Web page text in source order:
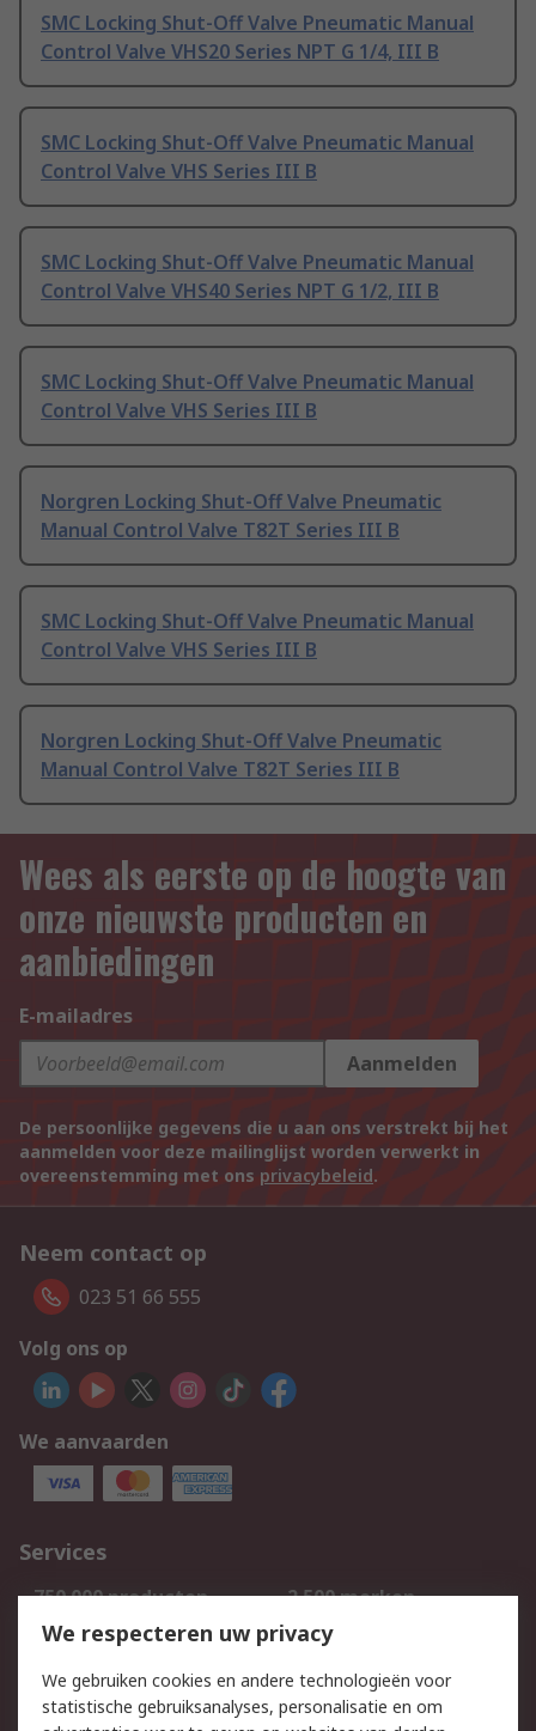
SMC Locking Shut-Off Valve Pneumatic Manual
Control Valve VHS20 Series NPT G 1/4, III B
SMC Locking Shut-Off Valve Pneumatic Manual
Control Valve VHS Series III B
SMC Locking Shut-Off Valve Pneumatic Manual
Control Valve VHS40 Series NPT G 1/2, III B
SMC Locking Shut-Off Valve Pneumatic Manual
Control Valve VHS Series III B
Norgren Locking Shut-Off Valve Pneumatic
Manual Control Valve T82T Series III B
SMC Locking Shut-Off Valve Pneumatic Manual
Control Valve VHS Series III B
Norgren Locking Shut-Off Valve Pneumatic
Manual Control Valve T82T Series III B
Wees als eerste op de hoogte van
onze nieuwste producten en
aanbiedingen
E-mailadres
Aanmelden
De persoonlijke gegevens die u aan ons verstrekt bij het
aanmelden voor deze mailinglijst worden verwerkt in
overeenstemming met ons privacybeleid.
Neem contact op
023 51 66 555
Volg ons op
We aanvaarden
Services
750.000 producten
2.500 merken
Bestellen
Inkoopoplossingen
Track & Trace
We respecteren uw privacy
We gebruiken cookies en andere technologieën voor
statistische gebruiksanalyses, personalisatie en om